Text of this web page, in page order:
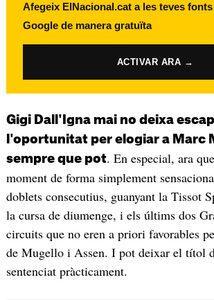
Afegeix ElNacional.cat a les teves
Google de manera gratuïta
ACTIVAR ARA →
Gigi Dall'Igna mai no deixa
l'oportunitat per elogiar a Marc
sempre que pot. En especial, ara
moment de forma simplement
doblets consecutius, guanyant la Tissot
la cursa de diumenge, i els últims dos
circuits que no eren a priori favorables
de Mugello i Assen. I pot deixar el títol
sentenciat pràcticament.